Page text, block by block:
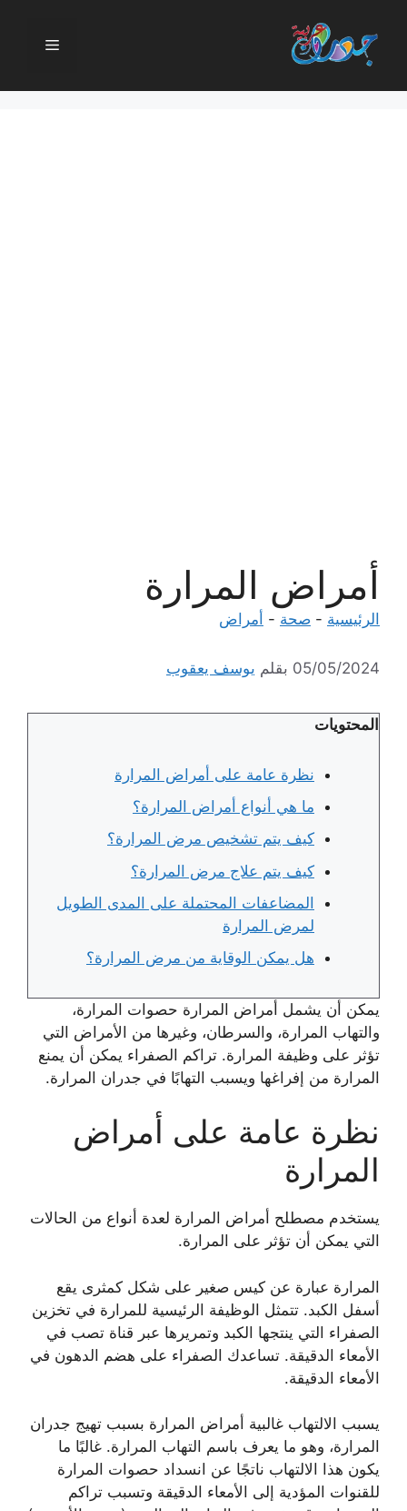
المحتوى
القائمة
أمراض المرارة
الرئيسية - صحة - أمراض
05/05/2024 بقلم يوسف يعقوب
المحتويات
نظرة عامة على أمراض المرارة
ما هي أنواع أمراض المرارة؟
كيف يتم تشخيص مرض المرارة؟
كيف يتم علاج مرض المرارة؟
المضاعفات المحتملة على المدى الطويل
لمرض المرارة
هل يمكن الوقاية من مرض المرارة؟
يمكن أن يشمل أمراض المرارة حصوات المرارة،
والتهاب المرارة، والسرطان، وغيرها من الأمراض التي
تؤثر على وظيفة المرارة. تراكم الصفراء يمكن أن يمنع
المرارة من إفراغها ويسبب التهابًا في جدران المرارة.
نظرة عامة على أمراض
المرارة
يستخدم مصطلح أمراض المرارة لعدة أنواع من الحالات
التي يمكن أن تؤثر على المرارة.
المرارة عبارة عن كيس صغير على شكل كمثرى يقع
أسفل الكبد. تتمثل الوظيفة الرئيسية للمرارة في تخزين
الصفراء التي ينتجها الكبد وتمريرها عبر قناة تصب في
الأمعاء الدقيقة. تساعدك الصفراء على هضم الدهون في
الأمعاء الدقيقة.
يسبب الالتهاب غالبية أمراض المرارة بسبب تهيج جدران
المرارة، وهو ما يعرف باسم التهاب المرارة. غالبًا ما
يكون هذا الالتهاب ناتجًا عن انسداد حصوات المرارة
للقنوات المؤدية إلى الأمعاء الدقيقة وتسبب تراكم